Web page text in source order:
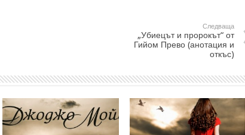
Следваща
„Убиецът и пророкът“ от
Гийом Прево (анотация и
откъс)